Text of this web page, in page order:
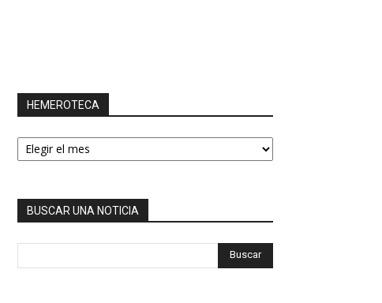
HEMEROTECA
HEMEROTECA
BUSCAR UNA NOTICIA